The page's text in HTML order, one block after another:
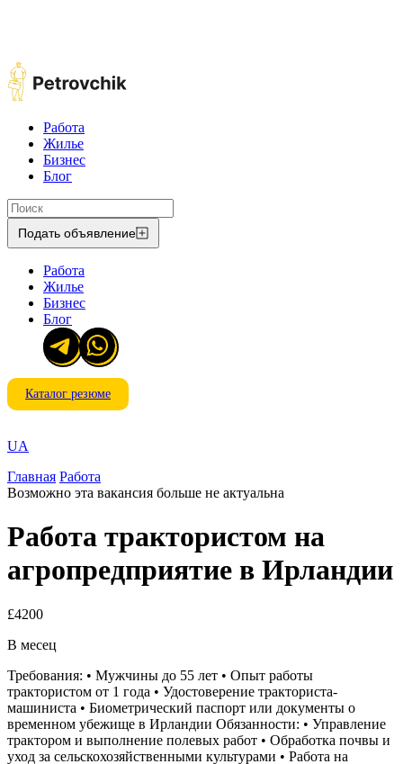
Работа
Жилье
Бизнес
Блог
Подать объявление
Работа
Жилье
Бизнес
Блог
Каталог резюме
UA
Главная Работа
Возможно эта вакансия больше не актуальна
Работа трактористом на
агропредприятие в Ирландии
£4200
В месец
Требования: • Мужчины до 55 лет • Опыт работы
трактористом от 1 года • Удостоверение тракториста-
машиниста • Биометрический паспорт или документы о
временном убежище в Ирландии Обязанности: • Управление
трактором и выполнение полевых работ • Обработка почвы и
уход за сельскохозяйственными культурами • Работа на